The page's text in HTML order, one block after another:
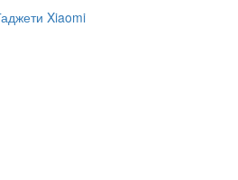
Xiaomi